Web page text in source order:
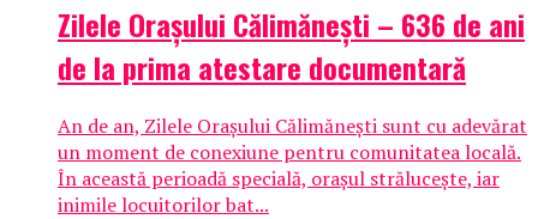
Zilele Orașului Călimănești – 636 de ani
de la prima atestare documentară
An de an, Zilele Orașului Călimănești sunt cu adevărat
un moment de conexiune pentru comunitatea locală.
În această perioadă specială, orașul strălucește, iar
inimile locuitorilor bat...